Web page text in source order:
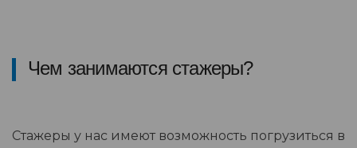
Чем занимаются стажеры?
Стажеры у нас имеют возможность погрузиться в